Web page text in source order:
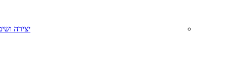
יצירה